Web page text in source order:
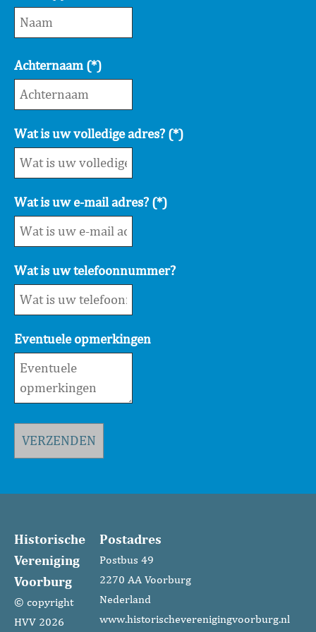
Achternaam (*)
Wat is uw volledige adres? (*)
Wat is uw e-mail adres? (*)
Wat is uw telefoonnummer?
Eventuele opmerkingen
VERZENDEN
Historische
Vereniging
Voorburg
© copyright
HVV 2026
Postadres
Postbus 49
2270 AA Voorburg
Nederland
www.historischeverenigingvoorburg.nl